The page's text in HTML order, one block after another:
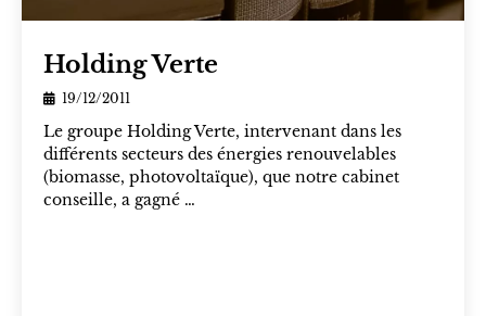
Holding Verte
19/12/2011
Le groupe Holding Verte, intervenant dans les
différents secteurs des énergies renouvelables
(biomasse, photovoltaïque), que notre cabinet
conseille, a gagné …